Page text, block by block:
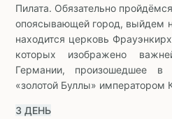
Пилата. Обязательно
опоясывающей город, выйдем
находится церковь
которых изображено
Германии, произошедшее
«золотой Буллы» императором
3 ДЕНЬ